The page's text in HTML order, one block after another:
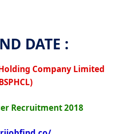
DATE :
Company Limited
Recruitment 2018